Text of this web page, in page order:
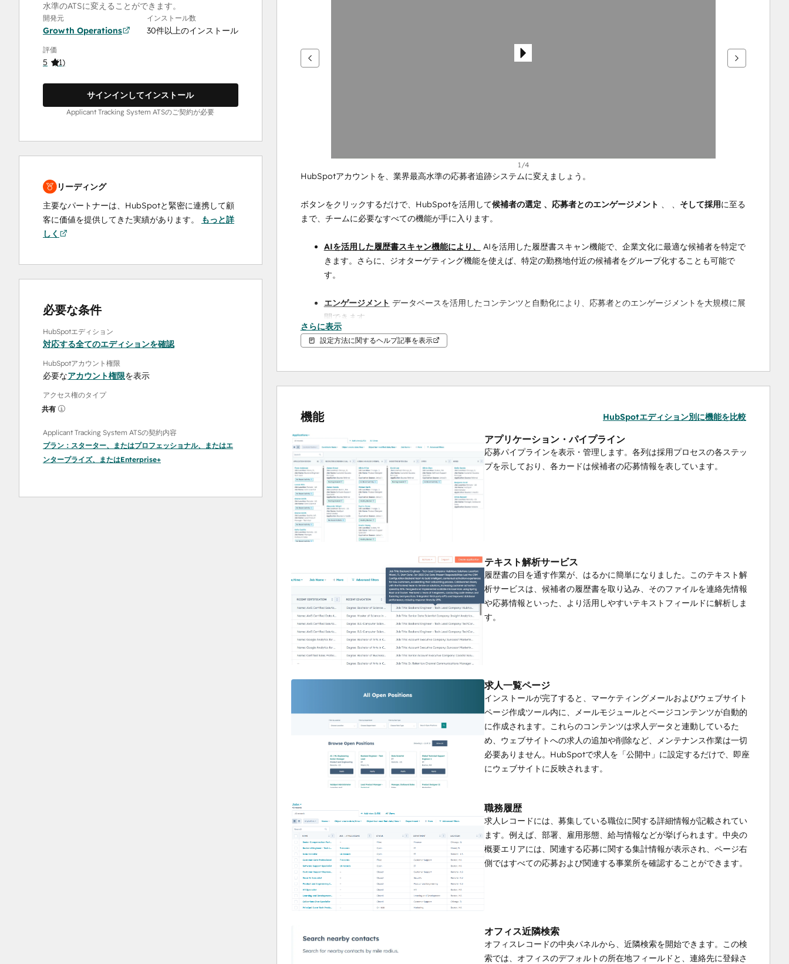
水準のATSに変えることができます。
開発元
Growth Operations
インストール数
30件以上のインストール
評価
5 (1)
サインインしてインストール
Applicant Tracking System ATSのご契約が必要
リーディング
主要なパートナーは、HubSpotと緊密に連携して顧
客に価値を提供してきた実績があります。
もっと詳
しく
必要な条件
HubSpotエディション
対応する全てのエディションを確認
HubSpotアカウント権限
必要なアカウント権限を表示
アクセス権のタイプ
共有
Applicant Tracking System ATSの契約内容
プラン： スターター、またはプロフェッショナル、またはエ
ンタープライズ、またはEnterprise+
す
る
使
し
ま
1/4
HubSpotアカウントを、業界最高水準の応募者追跡システムに変えましょう。
ボタンをクリックするだけで、HubSpotを活用して候補者の選定 、応募者とのエンゲージメント 、 、 そして採用に至る
まで、チームに必要なすべての機能が手に入ります。
AIを活用した履歴書スキャン機能により、
AIを活用した履歴書スキャン機能で、企業文化に最適な候補者を特定で
きます。さらに、ジオターゲティング機能を使えば、特定の勤務地付近の候補者をグループ化することも可能で
す。
エンゲージメント データベースを活用したコンテンツと自動化により、応募者とのエンゲージメントを大規模に展
開できます。
採用 さらに優れた応募者体験を提供することで、卓越した人材を採用しましょう。
***注：応募者追跡システム（ATS）はHubSpotアプリオブジェクトを利用しています。つまり、このアプリはどの
さらに表示
設定方法に関するヘルプ記事を表示
機能 HubSpotエディション別に機能を比較
アプリケーション・パイプライン
応募パイプラインを表示・管理します。各列は採用プロセスの各ステッ
プを示しており、各カードは候補者の応募情報を表しています。
テキスト解析サービス
履歴書の目を通す作業が、はるかに簡単になりました。このテキスト解
析サービスは、候補者の履歴書を取り込み、そのファイルを連絡先情報
や応募情報といった、より活用しやすいテキストフィールドに解析しま
す。
求人一覧ページ
インストールが完了すると、マーケティングメールおよびウェブサイト
ページ作成ツール内に、メールモジュールとページコンテンツが自動的
に作成されます。これらのコンテンツは求人データと連動しているた
め、ウェブサイトへの求人の追加や削除など、メンテナンス作業は一切
必要ありません。HubSpotで求人を「公開中」に設定するだけで、即座
にウェブサイトに反映されます。
職務履歴
求人レコードには、募集している職位に関する詳細情報が記載されてい
ます。例えば、部署、雇用形態、給与情報などが挙げられます。中央の
概要エリアには、関連する応募に関する集計情報が表示され、ページ右
側ではすべての応募および関連する事業所を確認することができます。
オフィス近隣検索
オフィスレコードの中央パネルから、近隣検索を開始できます。この検
索では、オフィスのデフォルトの所在地フィールドと、連絡先に登録さ